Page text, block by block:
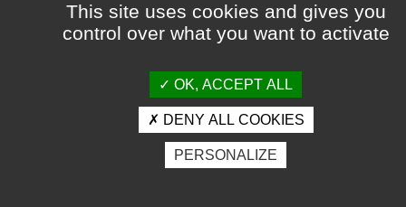
Crédits et mentions légales
Espace presse
Photothèque
This site uses cookies and gives you
control over what you want to activate
OK, ACCEPT ALL
DENY ALL COOKIES
PERSONALIZE